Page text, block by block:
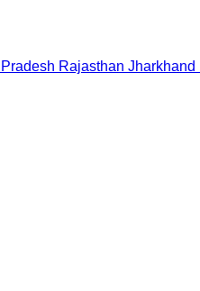
Rajasthan Jharkhand